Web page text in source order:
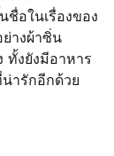
ชื่อในเรื่องของ
างผ้าซิ่น
ทั้งยังมีอาหาร
ารักอีกด้วย